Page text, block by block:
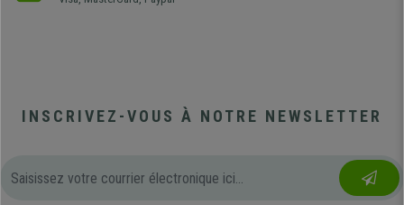
INSCRIVEZ-VOUS À NOTRE NEWSLETTER